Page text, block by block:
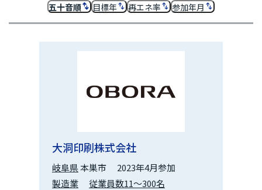
五十音順 目標年 再エネ率 参加年月
大洞印刷株式会社
岐阜県本巣市
2023年4月参加
製造業
従業員数11～300名